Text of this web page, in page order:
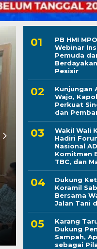
Kamis, 6 Agu 2026
komitmennya
PB HMI
Webinar
Pemuda
Pesisir
Kunjungan
Wajo,
Perkuat
dan
Wakil Wali
Hadiri
Nasional
Komitmen
TBC, dan
Dukung
Koramil
Bersama
Jalan Tani
Karang
Dukung
Sampah,
sebagai